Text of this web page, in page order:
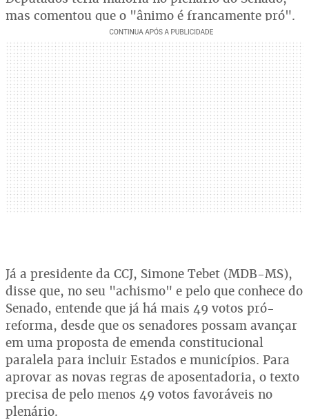
mas comentou que o "ânimo é francamente pró".
Já a presidente da CCJ, Simone Tebet (MDB-MS),
disse que, no seu "achismo" e pelo que conhece do
Senado, entende que já há mais 49 votos pró-
reforma, desde que os senadores possam avançar
em uma proposta de emenda constitucional
paralela para incluir Estados e municípios. Para
aprovar as novas regras de aposentadoria, o texto
precisa de pelo menos 49 votos favoráveis no
plenário.